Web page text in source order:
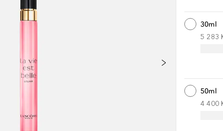
30ml
5 283
50ml
4 400